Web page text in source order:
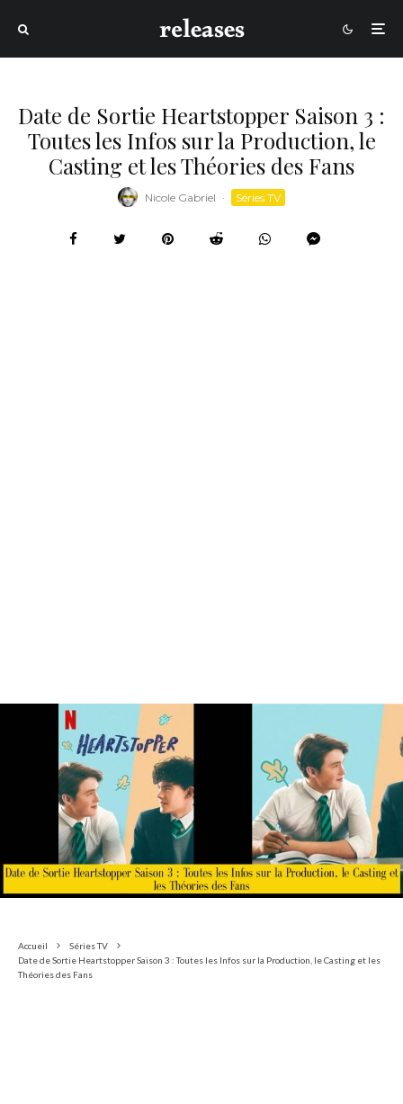
Date de Sortie Heartstopper Saison 3 :
Toutes les Infos sur la Production, le
Casting et les Théories des Fans
Nicole Gabriel · Séries TV
Accueil
Séries TV
Date de Sortie Heartstopper Saison 3 : Toutes les Infos sur la Production, le Casting et les
Théories des Fans